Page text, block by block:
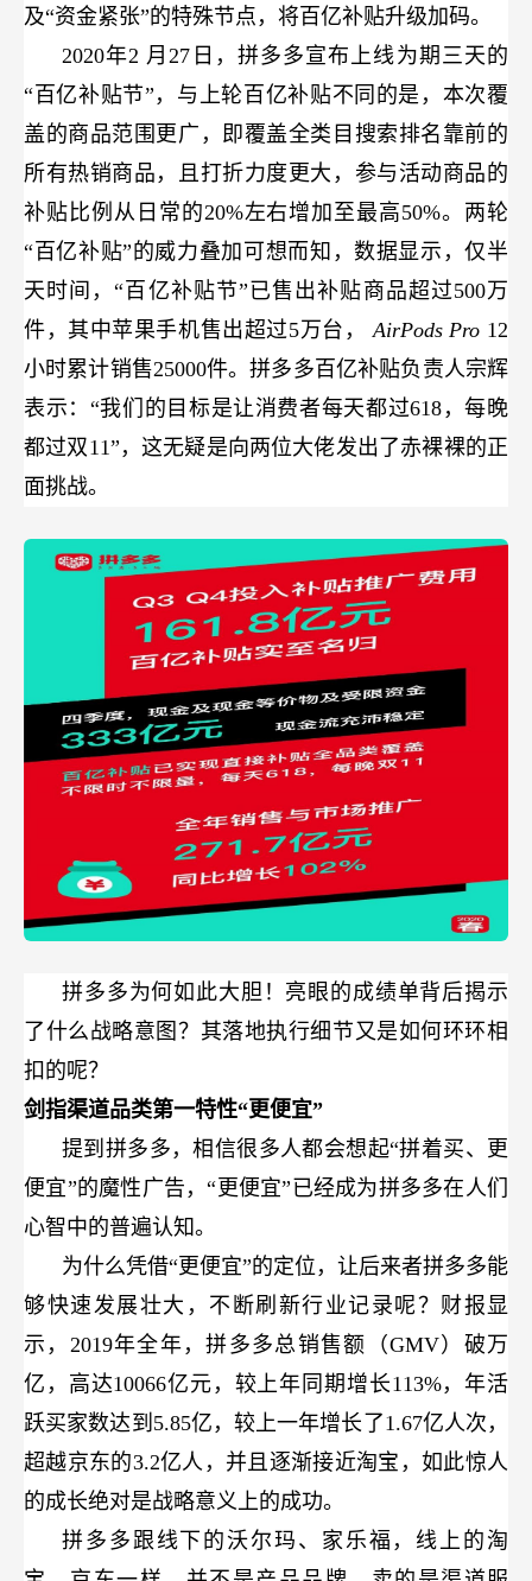
及“资金紧张”的特殊节点，将百亿补贴升级加码。
2020年2 月27日，拼多多宣布上线为期三天的
“百亿补贴节”，与上轮百亿补贴不同的是，本次覆
盖的商品范围更广，即覆盖全类目搜索排名靠前的
所有热销商品，且打折力度更大，参与活动商品的
补贴比例从日常的20%左右增加至最高50%。两轮
“百亿补贴”的威力叠加可想而知，数据显示，仅半
天时间，“百亿补贴节”已售出补贴商品超过500万
件，其中苹果手机售出超过5万台， AirPods Pro 12
小时累计销售25000件。拼多多百亿补贴负责人宗辉
表示：“我们的目标是让消费者每天都过618，每晚
都过双11”，这无疑是向两位大佬发出了赤裸裸的正
面挑战。
拼多多为何如此大胆！亮眼的成绩单背后揭示
了什么战略意图？其落地执行细节又是如何环环相
扣的呢？
剑指渠道品类第一特性“更便宜”
提到拼多多，相信很多人都会想起“拼着买、更
便宜”的魔性广告，“更便宜”已经成为拼多多在人们
心智中的普遍认知。
为什么凭借“更便宜”的定位，让后来者拼多多能
够快速发展壮大，不断刷新行业记录呢？财报显
示，2019年全年，拼多多总销售额（GMV）破万
亿，高达10066亿元，较上年同期增长113%，年活
跃买家数达到5.85亿，较上一年增长了1.67亿人次，
超越京东的3.2亿人，并且逐渐接近淘宝，如此惊人
的成长绝对是战略意义上的成功。
拼多多跟线下的沃尔玛、家乐福，线上的淘